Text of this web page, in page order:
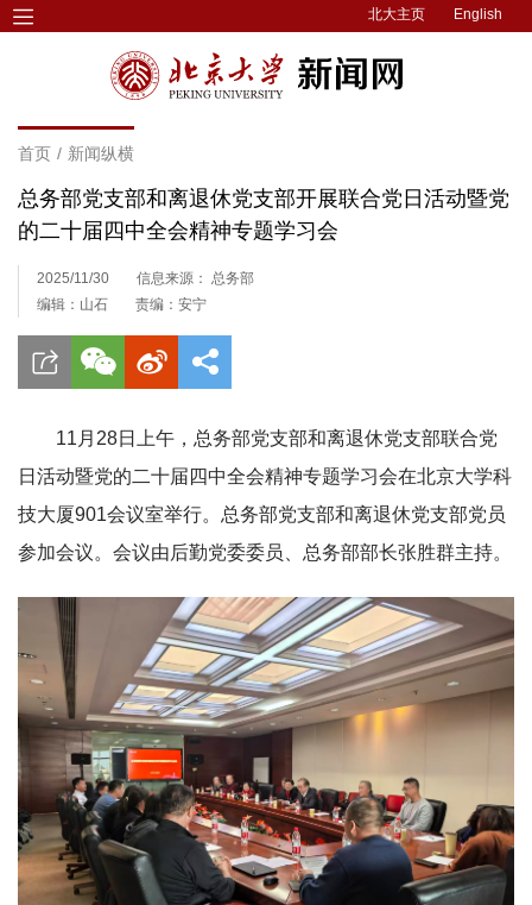
北大主页 English
首页 / 新闻纵横
总务部党支部和离退休党支部开展联合党日活动暨党
的二十届四中全会精神专题学习会
2025/11/30
信息来源： 总务部
编辑：山石
责编：安宁
11月28日上午，总务部党支部和离退休党支部联合党
日活动暨党的二十届四中全会精神专题学习会在北京大学科
技大厦901会议室举行。总务部党支部和离退休党支部党员
参加会议。会议由后勤党委委员、总务部部长张胜群主持。